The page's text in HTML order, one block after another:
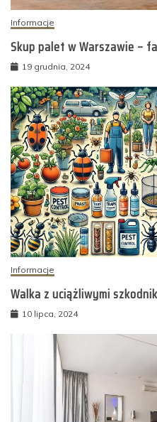
Informacje
Skup palet w Warszawie –
19 grudnia, 2024
Informacje
Walka z uciążliwymi
10 lipca, 2024